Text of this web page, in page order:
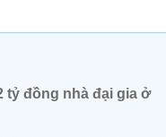
tỷ đồng nhà đại gia ở